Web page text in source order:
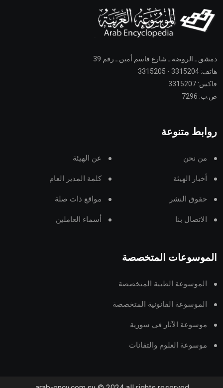
دمشق ـ الروضة ـ شارع قاسم أمين ـ رقم 39
هاتف: 3315204 - 3315205
فاكس: 3315207
ص.ب: 7296
روابط متنوعة
من نحن عن الهيئة
أخبار الهيئة كلمة المدير العام
حقوق النشر مواقع ذات صلة
الاتصال بنا أسماء العاملين
الموسوعات المتخصصة
الموسوعة الطبية المتخصصة
الموسوعة القانونية المتخصصة
موسوعة الآثار في سورية
موسوعة العلوم والتقانات